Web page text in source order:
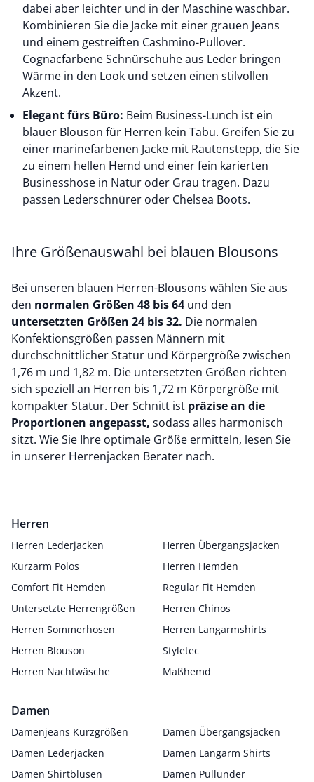
dabei aber leichter und in der Maschine waschbar.
Kombinieren Sie die Jacke mit einer grauen Jeans
und einem gestreiften Cashmino-Pullover.
Cognacfarbene Schnürschuhe aus Leder bringen
Wärme in den Look und setzen einen stilvollen
Akzent.
Elegant fürs Büro: Beim Business-Lunch ist ein
blauer Blouson für Herren kein Tabu. Greifen Sie zu
einer marinefarbenen Jacke mit Rautenstepp, die Sie
zu einem hellen Hemd und einer fein karierten
Businesshose in Natur oder Grau tragen. Dazu
passen Lederschnürer oder Chelsea Boots.
Ihre Größenauswahl bei blauen Blousons
Bei unseren blauen Herren-Blousons wählen Sie aus
den normalen Größen 48 bis 64 und den
untersetzten Größen 24 bis 32. Die normalen
Konfektionsgrößen passen Männern mit
durchschnittlicher Statur und Körpergröße zwischen
1,76 m und 1,82 m. Die untersetzten Größen richten
sich speziell an Herren bis 1,72 m Körpergröße mit
kompakter Statur. Der Schnitt ist präzise an die
Proportionen angepasst, sodass alles harmonisch
sitzt. Wie Sie Ihre optimale Größe ermitteln, lesen Sie
in unserer Herrenjacken Berater nach.
Herren
Herren Lederjacken
Herren Übergangsjacken
Kurzarm Polos
Herren Hemden
Comfort Fit Hemden
Regular Fit Hemden
Untersetzte Herrengrößen
Herren Chinos
Herren Sommerhosen
Herren Langarmshirts
Herren Blouson
Styletec
Herren Nachtwäsche
Maßhemd
Damen
Damenjeans Kurzgrößen
Damen Übergangsjacken
Damen Lederjacken
Damen Langarm Shirts
Damen Shirtblusen
Damen Pullunder